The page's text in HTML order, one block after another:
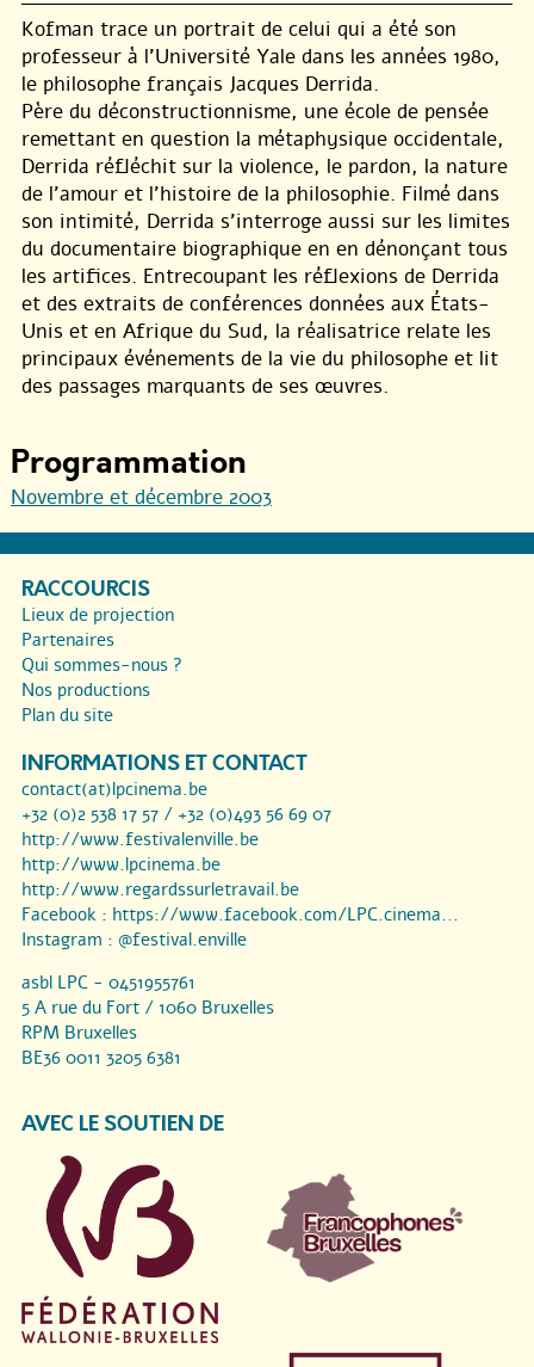
Kofman trace un portrait de celui qui a été son
professeur à l’Université Yale dans les années 1980,
le philosophe français Jacques Derrida.
Père du déconstructionnisme, une école de pensée
remettant en question la métaphysique occidentale,
Derrida réfléchit sur la violence, le pardon, la nature
de l’amour et l’histoire de la philosophie. Filmé dans
son intimité, Derrida s’interroge aussi sur les limites
du documentaire biographique en en dénonçant tous
les artifices. Entrecoupant les réflexions de Derrida
et des extraits de conférences données aux États-
Unis et en Afrique du Sud, la réalisatrice relate les
principaux événements de la vie du philosophe et lit
des passages marquants de ses œuvres.
Programmation
Novembre et décembre 2003
RACCOURCIS
Lieux de projection
Partenaires
Qui sommes-nous ?
Nos productions
Plan du site
INFORMATIONS ET CONTACT
contact(at)lpcinema.be
+32 (0)2 538 17 57 / +32 (0)493 56 69 07
http://www.festivalenville.be
http://www.lpcinema.be
http://www.regardssurletravail.be
Facebook : https://www.facebook.com/LPC.cinema...
Instagram : @festival.enville
asbl LPC - 0451955761
5 A rue du Fort / 1060 Bruxelles
RPM Bruxelles
BE36 0011 3205 6381
AVEC LE SOUTIEN DE